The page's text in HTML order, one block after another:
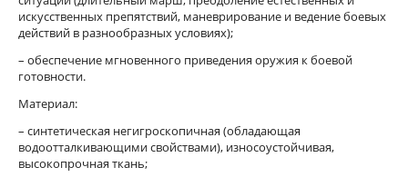
искусственных препятствий, маневрирование и ведение боевых
действий в разнообразных условиях);
– обеспечение мгновенного приведения оружия к боевой
готовности.
Материал:
– синтетическая негигроскопичная (обладающая
водоотталкивающими свойствами), износоустойчивая,
высокопрочная ткань;